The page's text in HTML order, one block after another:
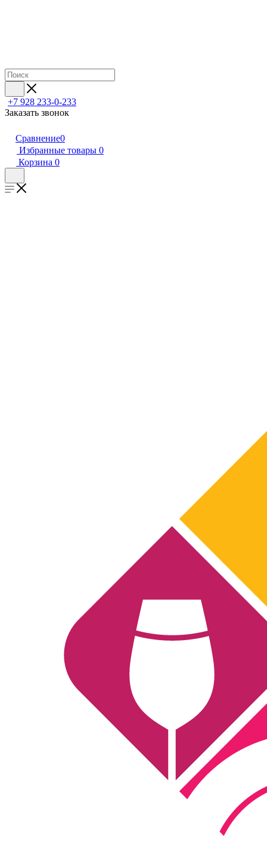
+7 928 233-0-233
Заказать звонок
Сравнение0
Избранные товары 0
Корзина 0